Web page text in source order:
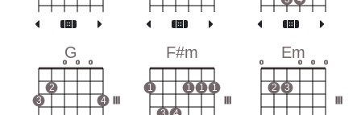
G
3
2
o o o
4
F#m
1 1 1 1
Em
o
2 3
o o o